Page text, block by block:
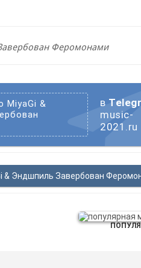
Феромонами
MiyaGi &
в
music-
2021.ru
& Эндшпиль Завербован